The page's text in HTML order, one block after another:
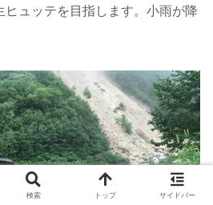
ヒュッテを目指します。小雨が降
検索 トップ サイドバー